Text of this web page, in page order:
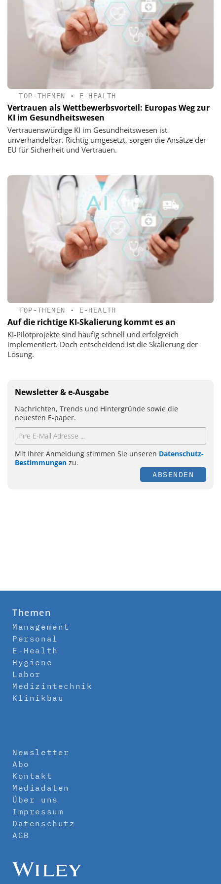
TOP-THEMEN • E-HEALTH
Vertrauen als Wettbewerbsvorteil: Europas Weg zur
KI im Gesundheitswesen
Vertrauenswürdige KI im Gesundheitswesen ist
unverhandelbar. Richtig umgesetzt, sorgen die Ansätze der
EU für Sicherheit und Vertrauen.
TOP-THEMEN • E-HEALTH
Auf die richtige KI-Skalierung kommt es an
KI-Pilotprojekte sind häufig schnell und erfolgreich
implementiert. Doch entscheidend ist die Skalierung der
Lösung.
Newsletter & e-Ausgabe
Nachrichten, Trends und Hintergründe sowie die
neuesten E-paper.
Mit Ihrer Anmeldung stimmen Sie unseren Datenschutz-
Bestimmungen zu.
ABSENDEN
Themen
Management
Personal
E-Health
Hygiene
Labor
Medizintechnik
Klinikbau
Newsletter
Abo
Kontakt
Mediadaten
Über uns
Impressum
Datenschutz
AGB